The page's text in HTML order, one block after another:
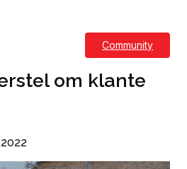
Community
om klante